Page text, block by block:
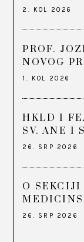
2. KOL 2026
PROF.
NOVOG
1. KOL 2026
HKLD I
SV. ANE I
26. SRP 2026
O SEKCIJI
26. SRP 2026